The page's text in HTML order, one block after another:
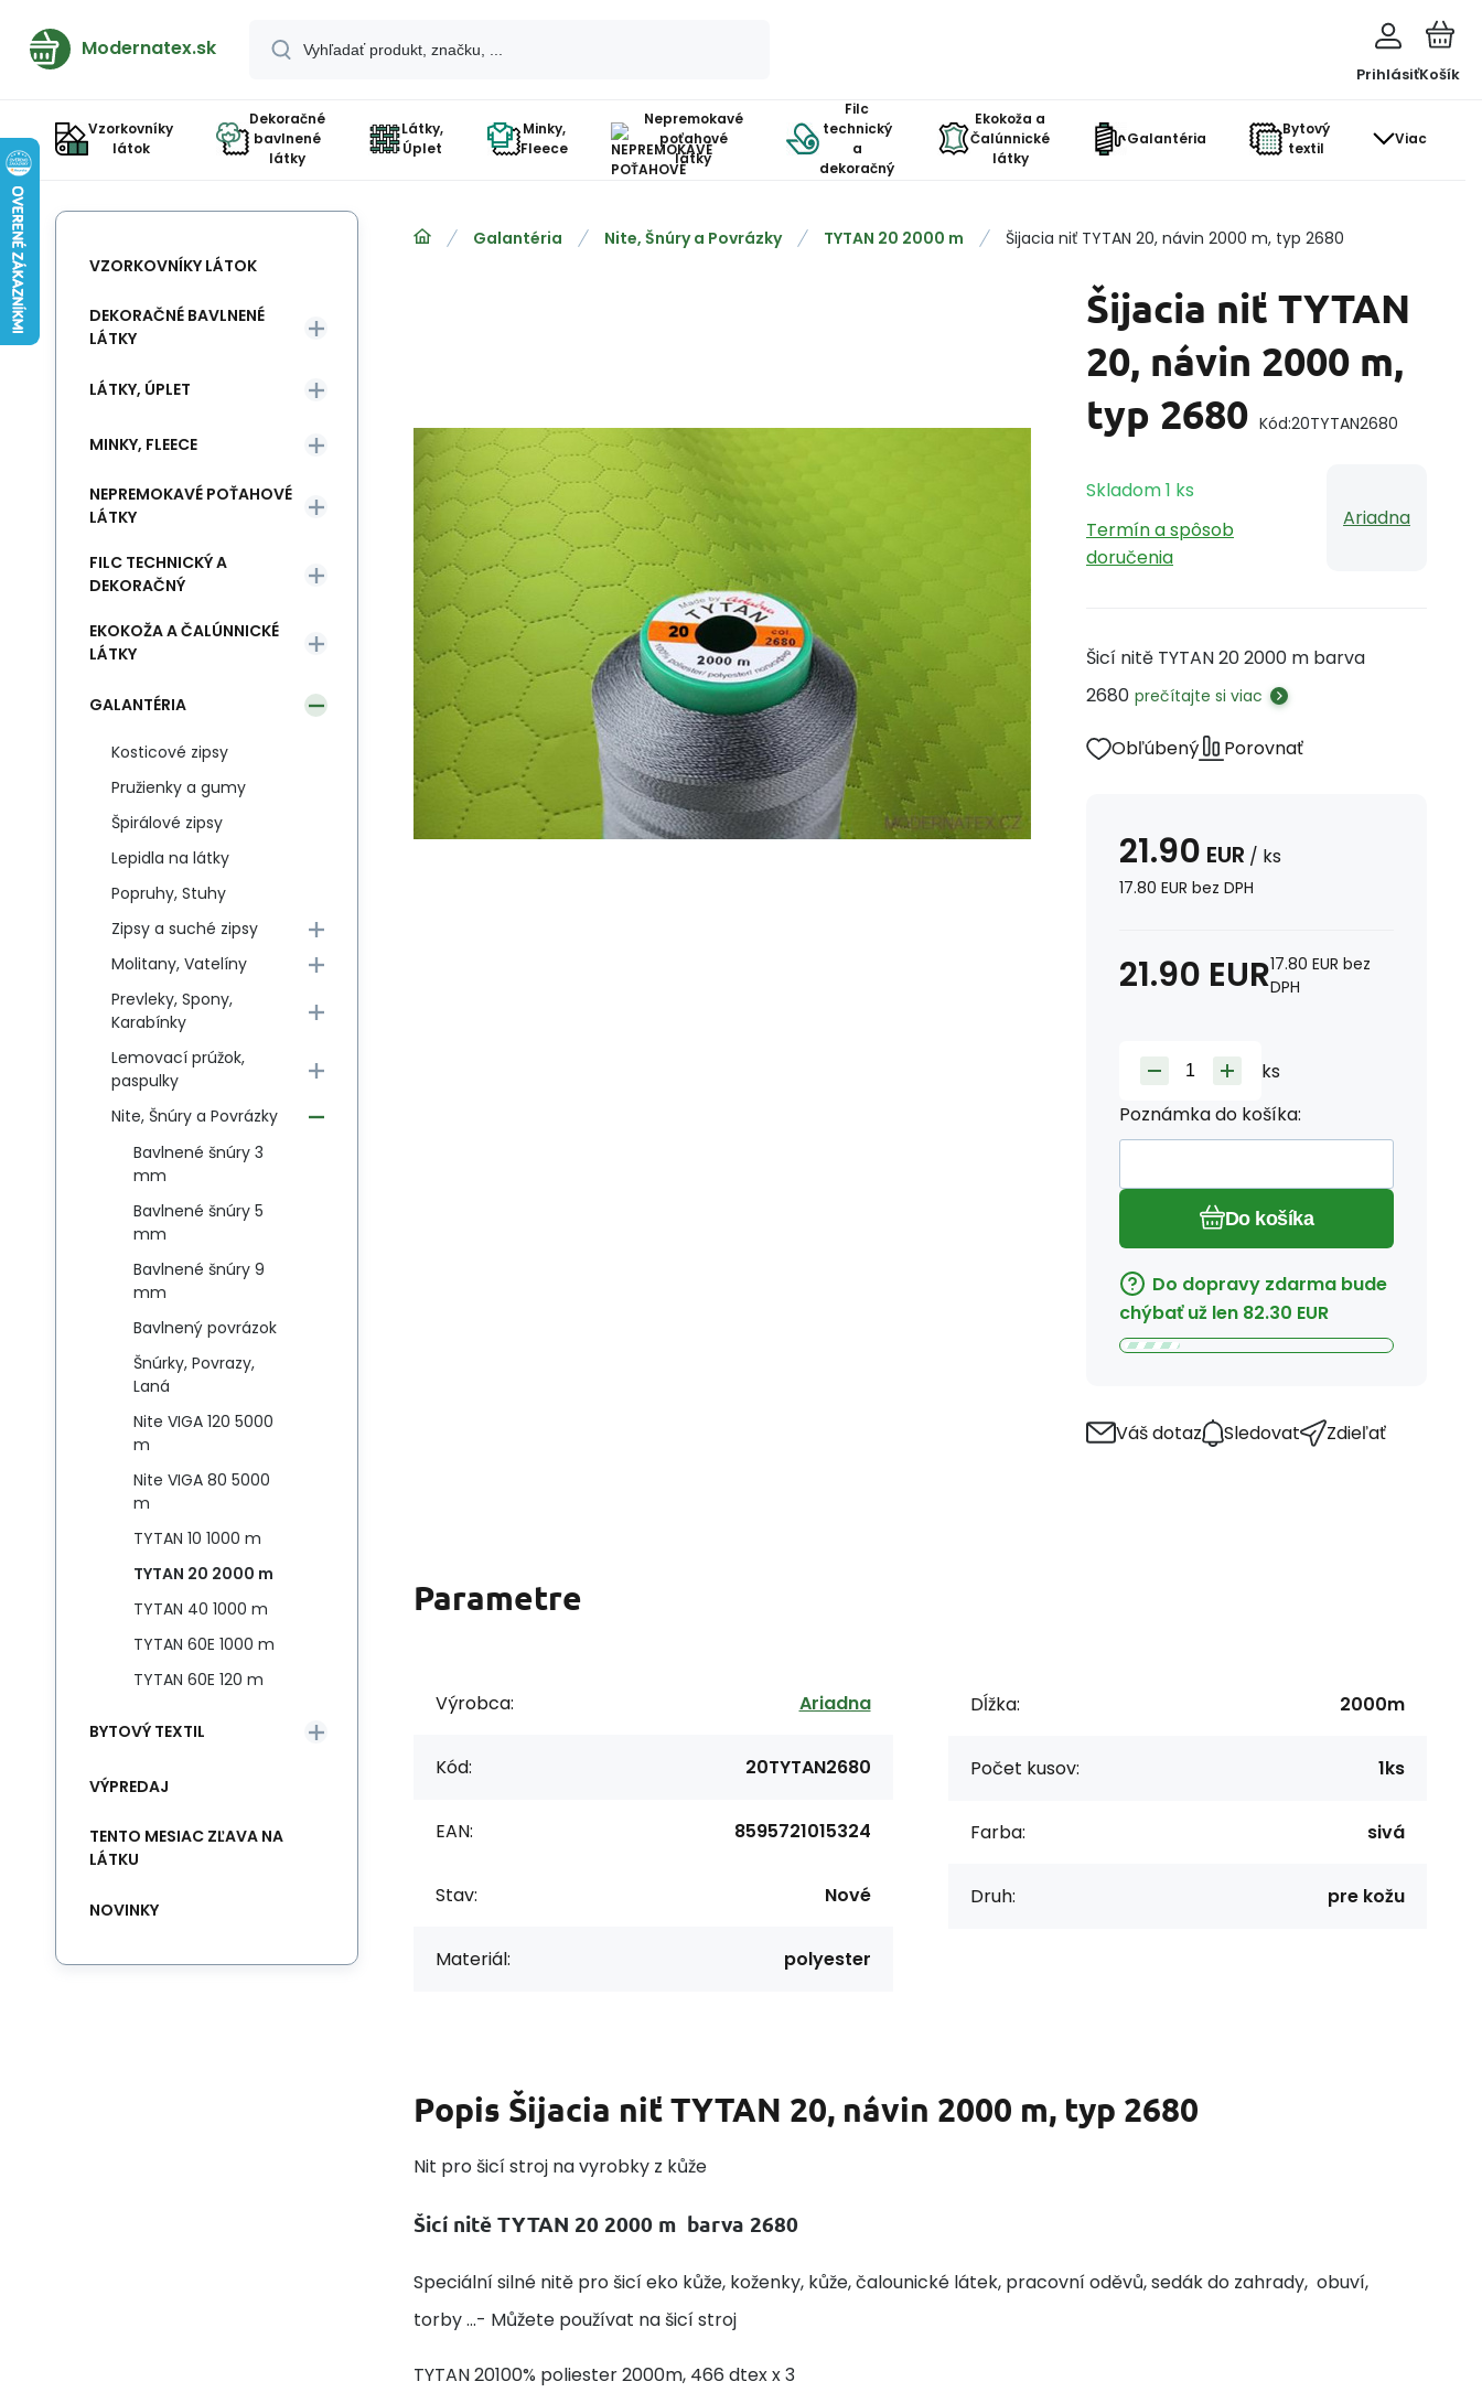
Modernatex.sk
PrihlásiťKošík
Vzorkovníky
látok
Dekoračné
bavlnené
látky
Látky,
Úplet
Minky,
Fleece
Nepremokavé
poťahové
látky
Filc
technický
a
dekoračný
Ekokoža a
Čalúnnické
látky
Galantéria
Bytový
textil
Viac
Galantéria Nite, Šnúry a Povrázky TYTAN 20 2000 m Šijacia niť TYTAN 20, návin 2000 m, typ 2680
Šijacia niť TYTAN
20, návin 2000 m,
typ 2680 Kód:20TYTAN2680
Skladom1 ks
Termín a spôsob
doručenia
Ariadna
Šicí nitě TYTAN 20 2000 m barva
2680 prečítajte si viac
Obľúbený Porovnať
21.90 EUR / ks
17.80 EUR bez DPH
21.90 EUR17.80 EUR bez
DPH
ks
Poznámka do košíka:
Do košíka
Do dopravy zdarma bude
chýbať už len 82.30 EUR
Váš dotaz Sledovat Zdieľať
Parametre
Výrobca: Ariadna
Kód: 20TYTAN2680
EAN: 8595721015324
Stav: Nové
Materiál: polyester
Dĺžka: 2000m
Počet kusov: 1ks
Farba: sivá
Druh: pre kožu
Popis Šijacia niť TYTAN 20, návin 2000 m, typ 2680
Nit pro šicí stroj na vyrobky z kůže
Šicí nitě TYTAN 20 2000 m barva 2680
Speciální silné nitě pro šicí eko kůže, koženky, kůže, čalounické látek, pracovní oděvů, sedák do zahrady, obuví,
torby ...- Můžete používat na šicí stroj
TYTAN 20100% poliester 2000m, 466 dtex x 3
VZORKOVNÍKY LÁTOK
DEKORAČNÉ BAVLNENÉ
LÁTKY
LÁTKY, ÚPLET
MINKY, FLEECE
NEPREMOKAVÉ POŤAHOVÉ
LÁTKY
FILC TECHNICKÝ A
DEKORAČNÝ
EKOKOŽA A ČALÚNNICKÉ
LÁTKY
GALANTÉRIA
Kosticové zipsy
Pružienky a gumy
Špirálové zipsy
Lepidla na látky
Popruhy, Stuhy
Zipsy a suché zipsy
Molitany, Vatelíny
Prevleky, Spony,
Karabínky
Lemovací prúžok,
paspulky
Nite, Šnúry a Povrázky
Bavlnené šnúry 3
mm
Bavlnené šnúry 5
mm
Bavlnené šnúry 9
mm
Bavlnený povrázok
Šnúrky, Povrazy,
Laná
Nite VIGA 120 5000
m
Nite VIGA 80 5000
m
TYTAN 10 1000 m
TYTAN 20 2000 m
TYTAN 40 1000 m
TYTAN 60E 1000 m
TYTAN 60E 120 m
BYTOVÝ TEXTIL
VÝPREDAJ
TENTO MESIAC ZĽAVA NA
LÁTKU
NOVINKY